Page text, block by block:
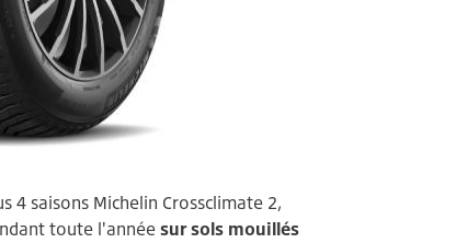
4 saisons Michelin Crossclimate 2,
toute l'annéesur sols mouillés